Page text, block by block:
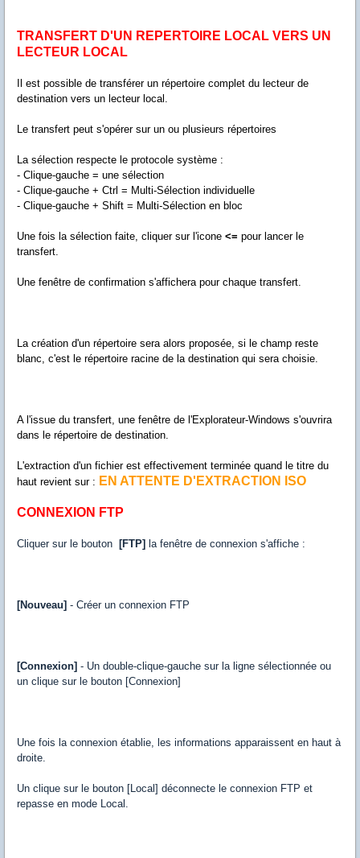
TRANSFERT D'UN REPERTOIRE LOCAL VERS UN
LECTEUR LOCAL
Il est possible de transférer un répertoire complet du lecteur de
destination vers un lecteur local.
Le transfert peut s'opérer sur un ou plusieurs répertoires
La sélection respecte le protocole système :
- Clique-gauche = une sélection
- Clique-gauche + Ctrl = Multi-Sélection individuelle
- Clique-gauche + Shift = Multi-Sélection en bloc
Une fois la sélection faite, cliquer sur l'icone <= pour lancer le
transfert.
Une fenêtre de confirmation s'affichera pour chaque transfert.
La création d'un répertoire sera alors proposée, si le champ reste
blanc, c'est le répertoire racine de la destination qui sera choisie.
A l'issue du transfert, une fenêtre de l'Explorateur-Windows s'ouvrira
dans le répertoire de destination.
L'extraction d'un fichier est effectivement terminée quand le titre du
haut revient sur : EN ATTENTE D'EXTRACTION ISO
CONNEXION FTP
Cliquer sur le bouton [FTP] la fenêtre de connexion s'affiche :
[Nouveau] - Créer un connexion FTP
[Connexion] - Un double-clique-gauche sur la ligne sélectionnée ou
un clique sur le bouton [Connexion]
Une fois la connexion établie, les informations apparaissent en haut à
droite.
Un clique sur le bouton [Local] déconnecte le connexion FTP et
repasse en mode Local.